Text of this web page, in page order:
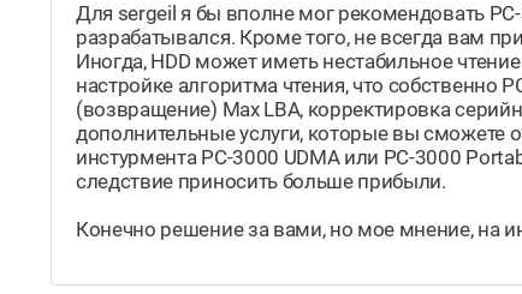
Для sergeil я бы вполне мог рекомендовать
разрабатывался. Кроме того, не всегда вам
Иногда, HDD может иметь нестабильное
настройке алгоритма чтения, что собственно
(возвращение) Max LBA, корректировка
дополнительные услуги, которые вы сможете
инстурмента PC-3000 UDMA или PC-3000
следствие приносить больше прибыли.
Конечно решение за вами, но мое мнение, на